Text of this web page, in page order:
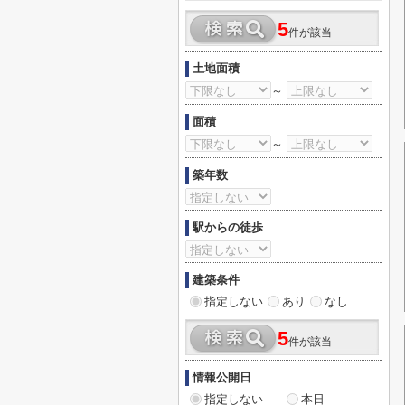
5件が該当
土地面積
～
面積
～
築年数
駅からの徒歩
建築条件
指定しない
あり なし
5件が該当
情報公開日
指定しない
本日